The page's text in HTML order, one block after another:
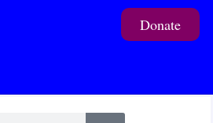
Donate